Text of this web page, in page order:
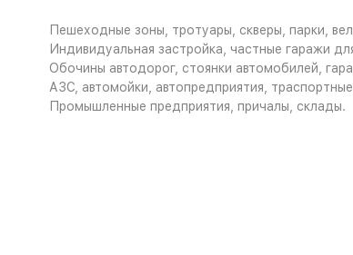
Пешеходные зоны, тротуары, скверы, парки,
Индивидуальная застройка, частные гаражи
Обочины автодорог, стоянки автомобилей,
АЗС, автомойки, автопредприятия,
Промышленные предприятия, причалы, склады.